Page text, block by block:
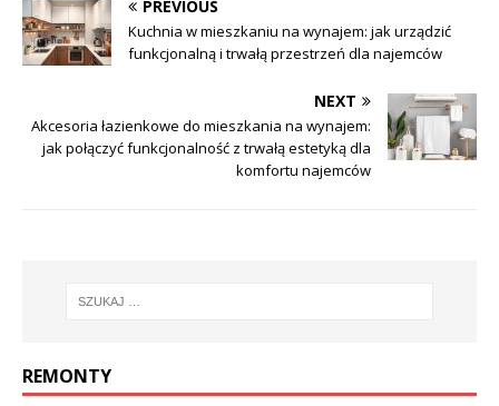
PREVIOUS
Kuchnia w mieszkaniu na wynajem: jak urządzić
funkcjonalną i trwałą przestrzeń dla najemców
NEXT
Akcesoria łazienkowe do mieszkania na wynajem:
jak połączyć funkcjonalność z trwałą estetyką dla
komfortu najemców
REMONTY